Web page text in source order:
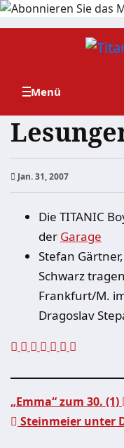
Zum
Jan. 31, 2007
Die TITANIC
der Garage
Stefan
Schwarz
Frankfurt/M.
Dragoslav
„Emma“ zum 30. (1)
Steinmeier unter